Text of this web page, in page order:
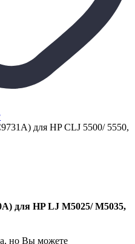
для HP CLJ 5500/ 5550,
для HP LJ M5025/ M5035,
но Вы можете